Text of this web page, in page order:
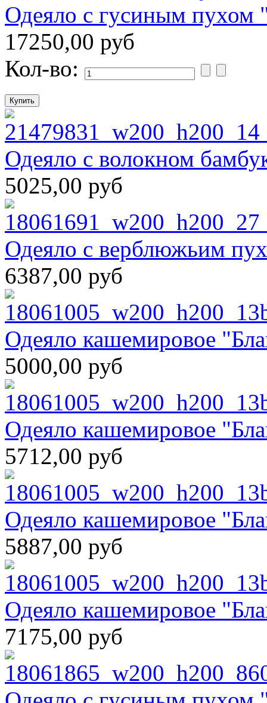
Одеяло с гусиным пухом
17250,00 руб
Кол-во:
Одеяло с волокном
5025,00 руб
Одеяло с верблюжьим
6387,00 руб
Одеяло кашемировое
5000,00 руб
Одеяло кашемировое
5712,00 руб
Одеяло кашемировое
5887,00 руб
Одеяло кашемировое
7175,00 руб